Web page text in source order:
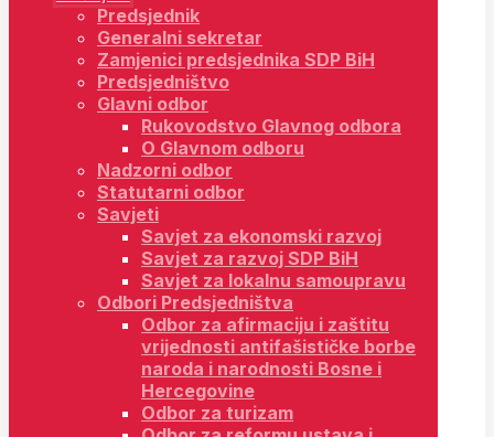
Predsjednik
Generalni sekretar
Zamjenici predsjednika SDP BiH
Predsjedništvo
Glavni odbor
Rukovodstvo Glavnog odbora
O Glavnom odboru
Nadzorni odbor
Statutarni odbor
Savjeti
Savjet za ekonomski razvoj
Savjet za razvoj SDP BiH
Savjet za lokalnu samoupravu
Odbori Predsjedništva
Odbor za afirmaciju i zaštitu
vrijednosti antifašističke borbe
naroda i narodnosti Bosne i
Hercegovine
Odbor za turizam